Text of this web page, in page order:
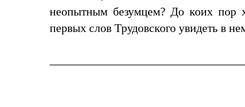
неопытным безумцем? До коих пор
первых слов Трудовского увидеть в